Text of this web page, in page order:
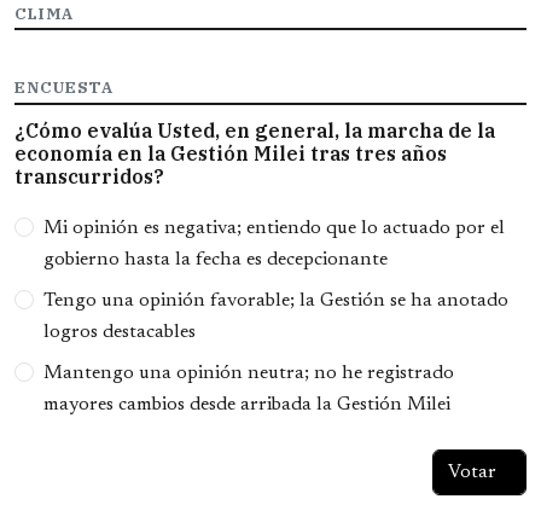
CLIMA
ENCUESTA
¿Cómo evalúa Usted, en general, la marcha de la
economía en la Gestión Milei tras tres años
transcurridos?
Opciones
Mi opinión es negativa; entiendo que lo actuado por el
gobierno hasta la fecha es decepcionante
Tengo una opinión favorable; la Gestión se ha anotado
logros destacables
Mantengo una opinión neutra; no he registrado
mayores cambios desde arribada la Gestión Milei